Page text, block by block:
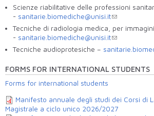
Scienze riabilitative delle professioni
- sanitarie.biomediche@unisi.it
Tecniche di radiologia medica, per
- sanitarie.biomediche@unisi.it
Tecniche audioprotesiche –
FORMS FOR INTERNATIONAL STUDENTS
Forms for international students
Manifesto annuale degli studi dei Corsi di
Magistrale a ciclo unico 2026/2027